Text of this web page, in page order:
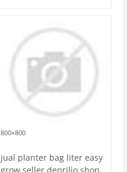
800×800
jual planter bag liter easy